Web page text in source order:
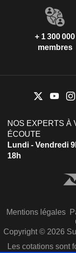
+ 1 300 000
membres
NOS EXPERTS À
ÉCOUTE
Lundi - Vendredi
18h
Mentions légales
Copyright © 2026
Les cotations sont